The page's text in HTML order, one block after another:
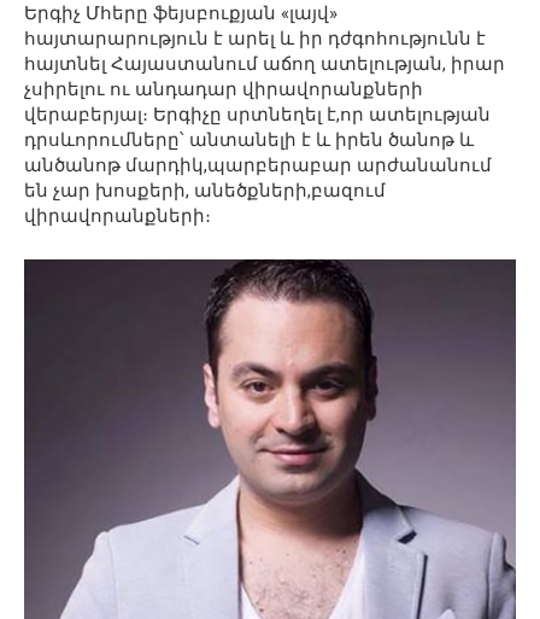
Երգիչ Մհերը ֆեյսբուքյան «լայվ»
հայտարարություն է արել և իր դժգոհությունն է
հայտնել Հայաստանում աճող ատելության, իրար
չսիրելու ու անդադար վիրավորանքների
վերաբերյալ։ Երգիչը սրտնեղել է,որ ատելության
դրսևորումները՝ անտանելի է և իրեն ծանոթ և
անծանոթ մարդիկ,պարբերաբար արժանանում
են չար խոսքերի, անեծքների,բազում
վիրավորանքների։